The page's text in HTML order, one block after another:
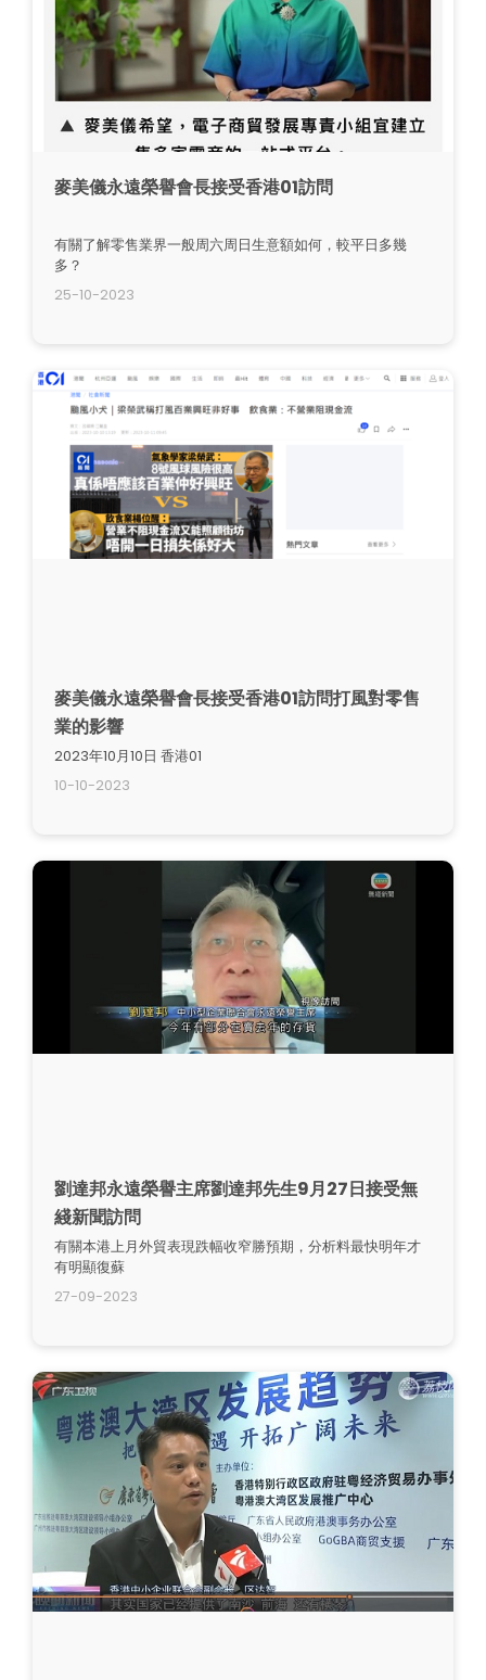
麥美儀永遠榮譽會長接受香港01訪問
有關了解零售業界一般周六周日生意額如何，較平日多幾
多？
25-10-2023
麥美儀永遠榮譽會長接受香港01訪問打風對零售
業的影響
2023年10月10日 香港01
10-10-2023
劉達邦永遠榮譽主席劉達邦先生9月27日接受無
綫新聞訪問
有關本港上月外貿表現跌幅收窄勝預期，分析料最快明年才
有明顯復蘇
27-09-2023